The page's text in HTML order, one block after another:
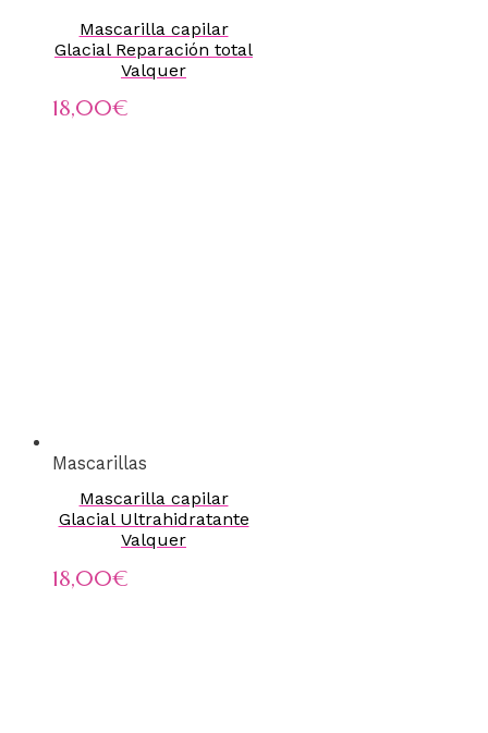
Mascarilla capilar
Glacial Reparación total
Valquer
18,00€
Mascarillas
Mascarilla capilar
Glacial Ultrahidratante
Valquer
18,00€